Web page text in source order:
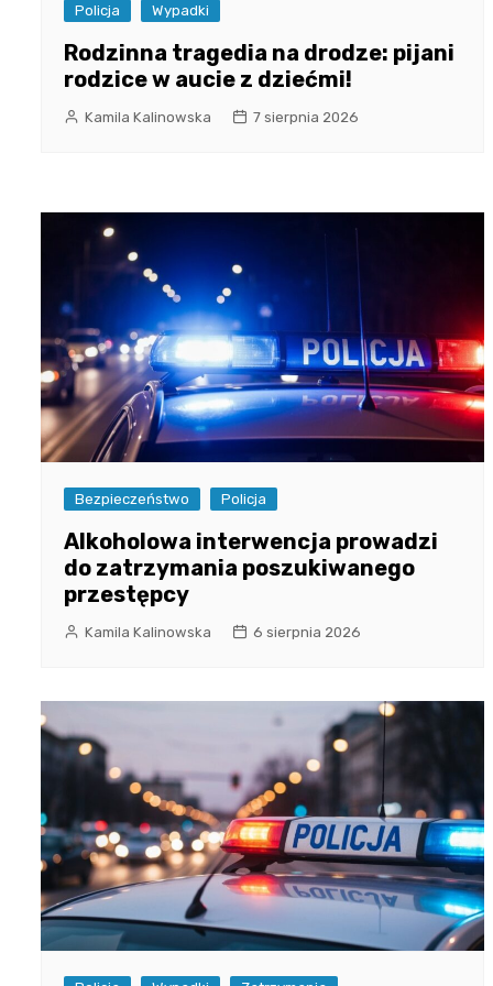
Policja Wypadki
Rodzinna tragedia na drodze: pijani
rodzice w aucie z dziećmi!
Kamila Kalinowska 7 sierpnia 2026
Bezpieczeństwo Policja
Alkoholowa interwencja prowadzi
do zatrzymania poszukiwanego
przestępcy
Kamila Kalinowska 6 sierpnia 2026